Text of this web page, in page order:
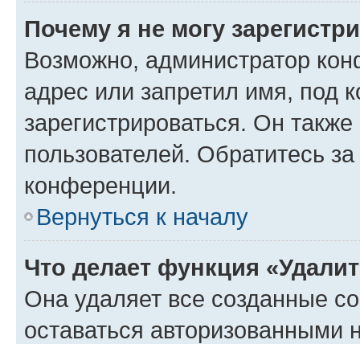
Почему я не могу
Возможно, администратор
адрес или запретил имя, под
зарегистрироваться. Он
пользователей. Обратитесь
конференции.
Вернуться к началу
Что делает функция
Она удаляет все созданные
оставаться авторизованными